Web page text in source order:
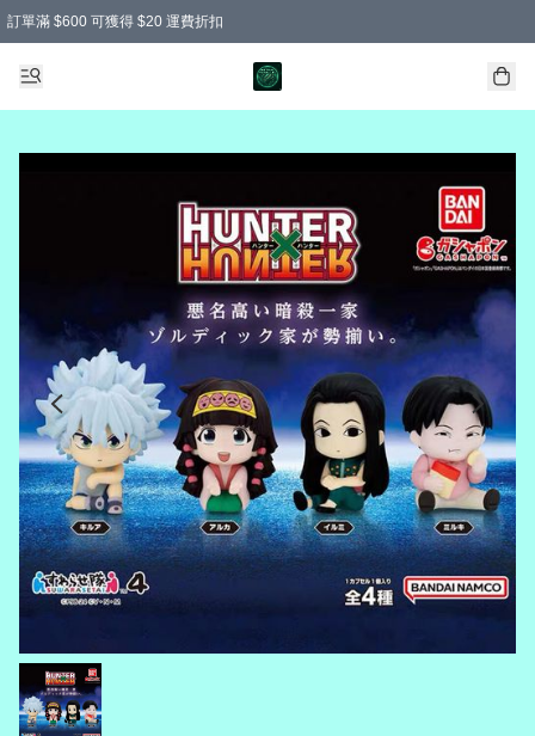
訂單滿 $600 可獲得 $20 運費折扣